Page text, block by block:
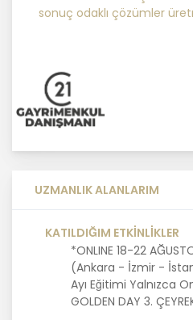
MASTERTURK
GAYRİMENKUL SATIŞ
kişisel verilerin doğru
olmasını
doğrultuda gerekli
için gerekli
yükümlüdür.
3. Belirli, Açık ve
sonuç odaklı çözümler
UZMANLIK ALANLARIM
KATILDIĞIM ETKİNLİKLER
*ONLINE 18-22
(Ankara - İzmir -
Ayı Eğitimi Yalnızca
GOLDEN DAY 3.